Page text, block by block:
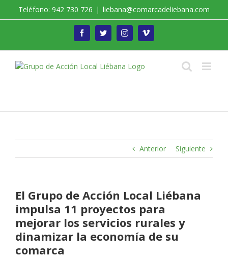
Teléfono: 942 730 726 | liebana@comarcadeliebana.com
FacebookTwitterInstagramVimeo
Anterior Siguiente
El Grupo de Acción Local Liébana
impulsa 11 proyectos para
mejorar los servicios rurales y
dinamizar la economía de su
comarca